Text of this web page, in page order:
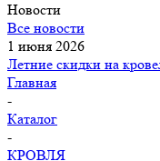
Новости
Все новости
1 июня 2026
Летние скидки на
Главная
-
Каталог
-
КРОВЛЯ